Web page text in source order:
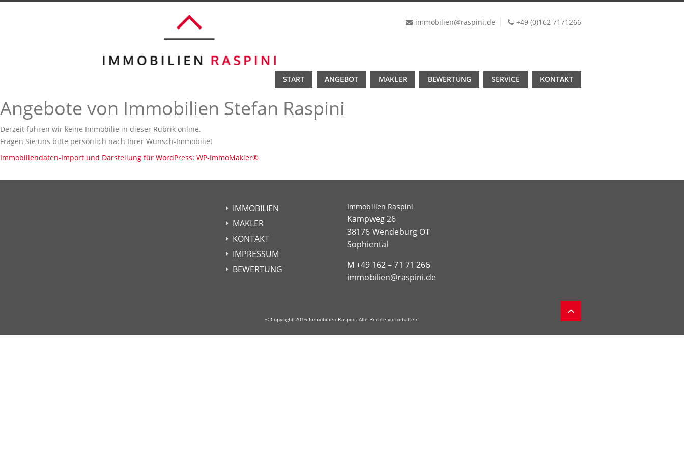
immobilien@raspini.de +49 (0)162 7171266
START ANGEBOT MAKLER BEWERTUNG SERVICE KONTAKT
Angebote von Immobilien Stefan Raspini
Derzeit führen wir keine Immobilie in dieser Rubrik online.
Fragen Sie uns bitte persönlich nach Ihrer Wunsch-Immobilie!
Immobiliendaten-Import und Darstellung für WordPress: WP-ImmoMakler®
IMMOBILIEN
MAKLER
KONTAKT
IMPRESSUM
BEWERTUNG
Immobilien Raspini
Kampweg 26
38176 Wendeburg OT
Sophiental
M +49 162 – 71 71 266
immobilien@raspini.de
© Copyright 2016 Immobilien Raspini. Alle Rechte vorbehalten.